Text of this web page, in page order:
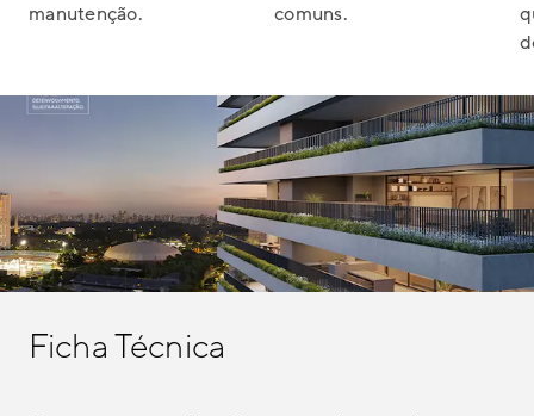
manutenção.
comuns.
Ficha Técnica